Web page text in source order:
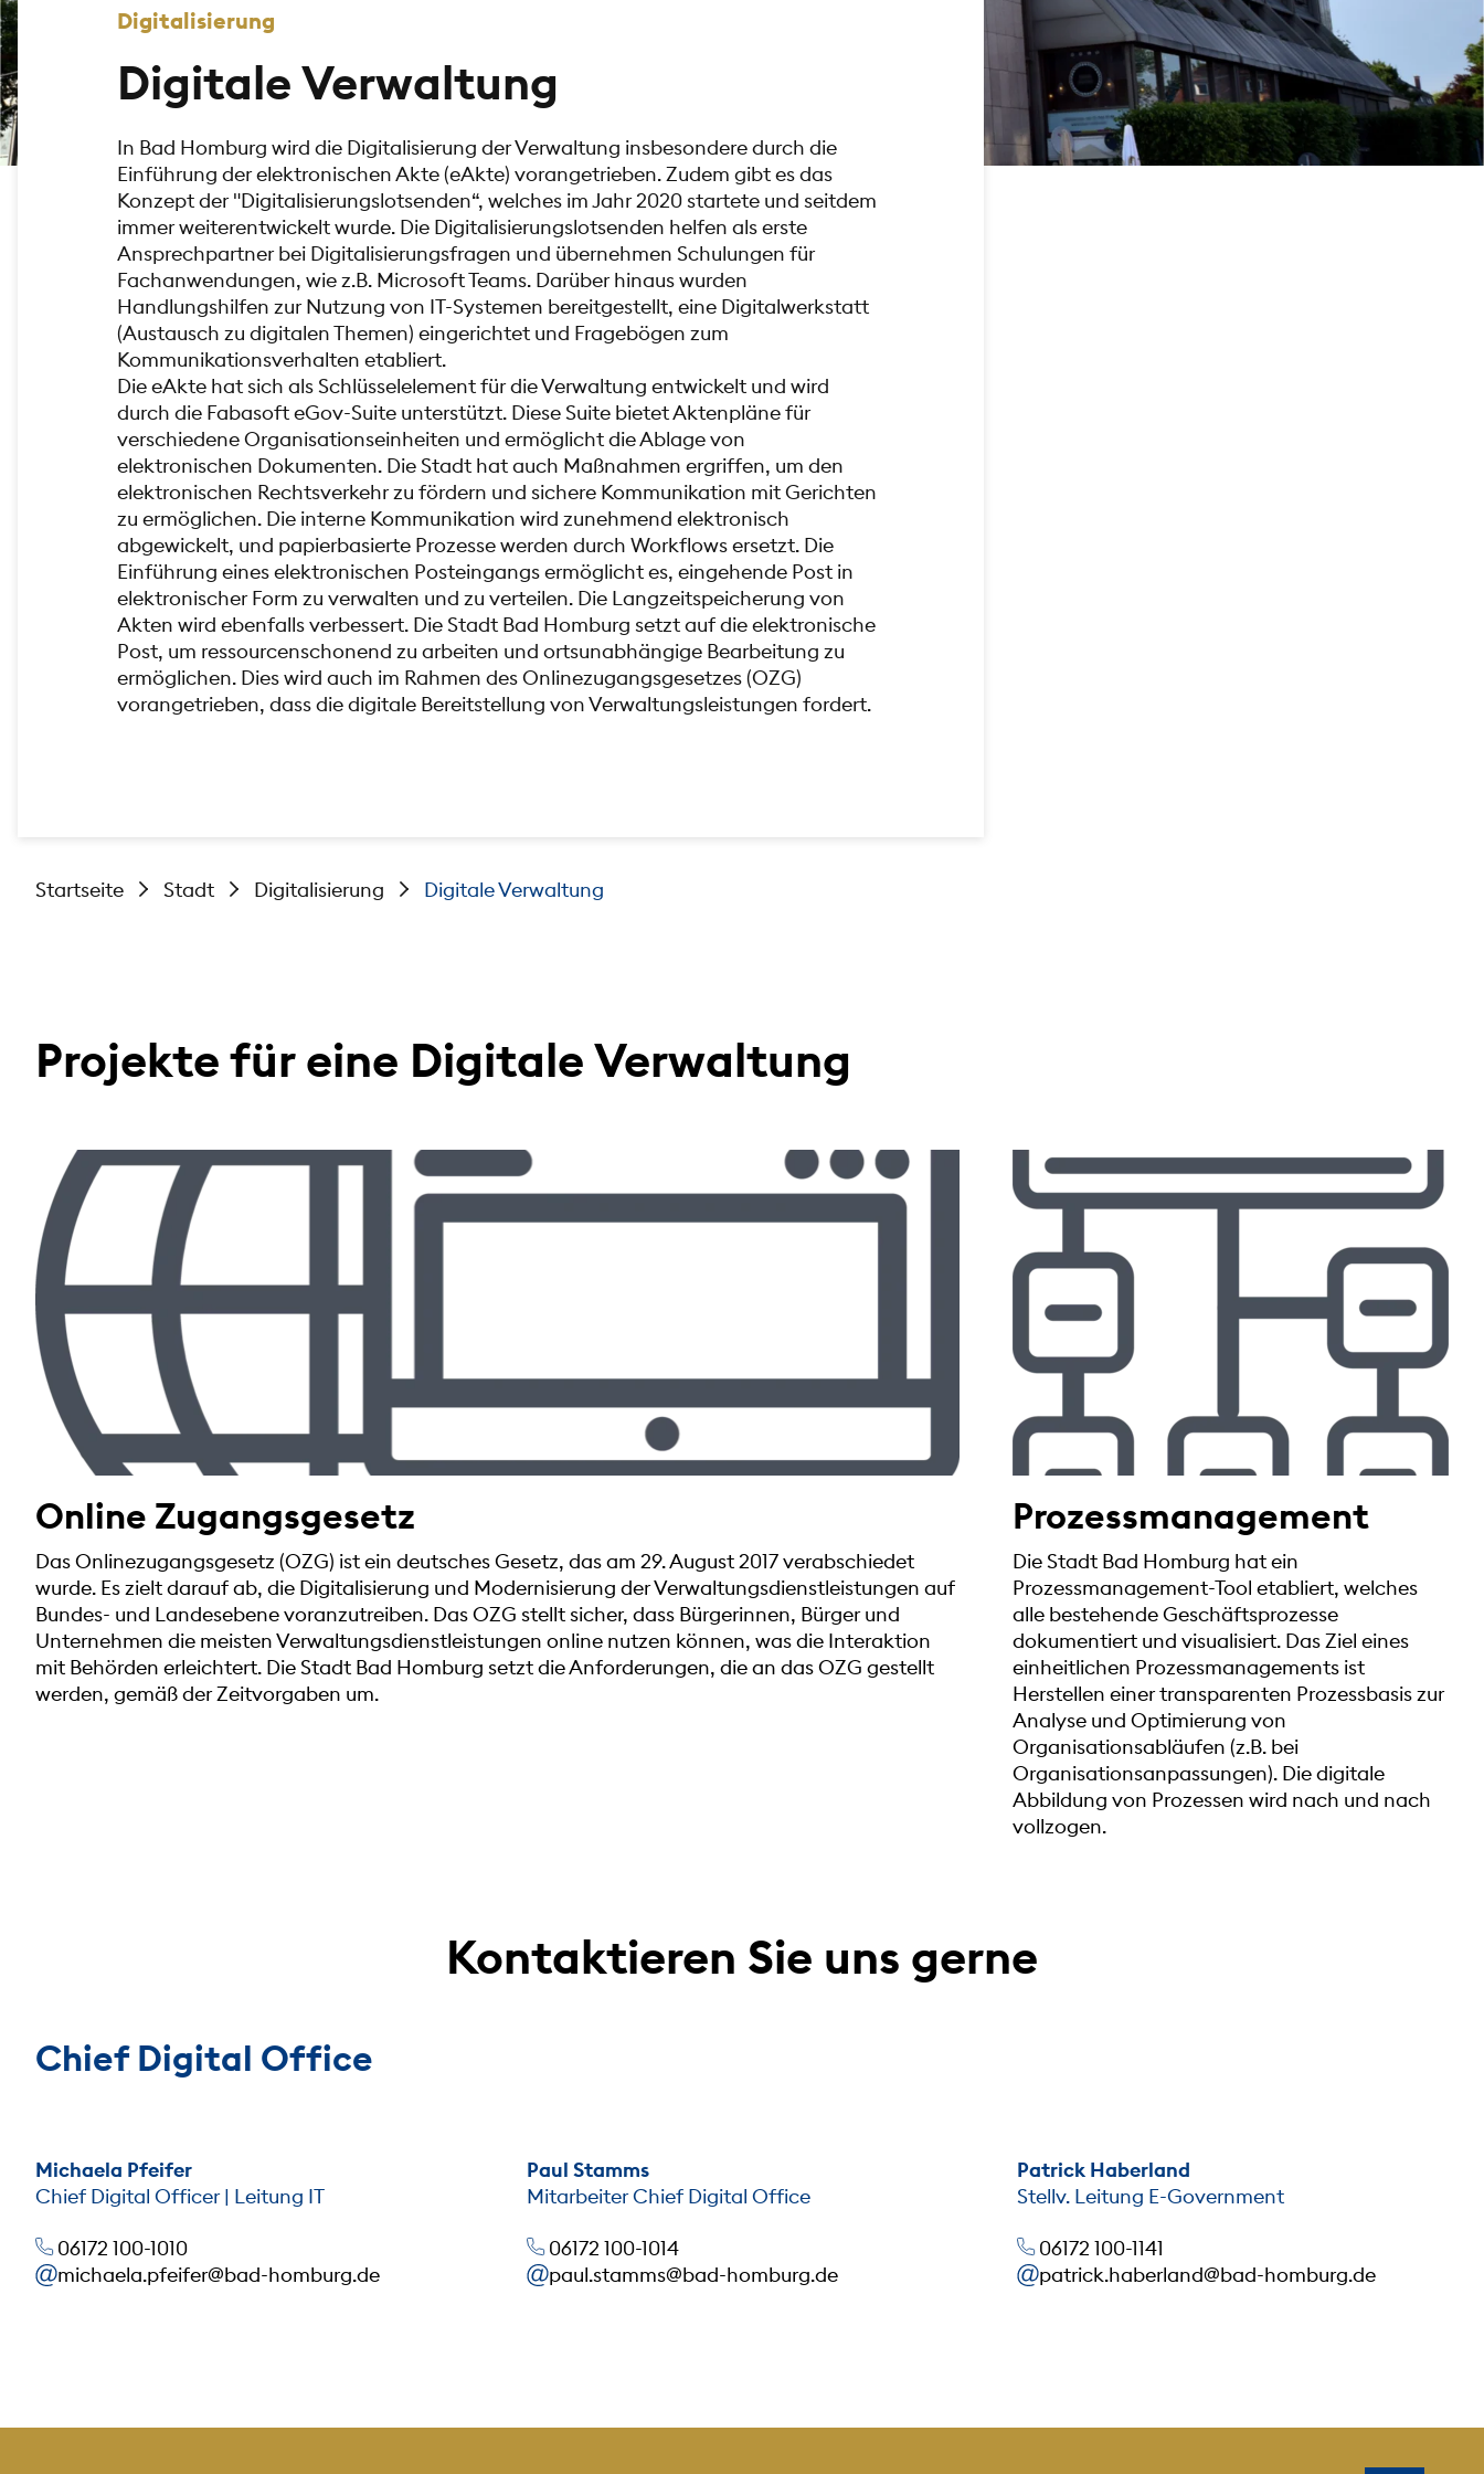
Digitalisierung
Digitale Verwaltung
In Bad Homburg wird die Digitalisierung der Verwaltung insbesondere durch die
Einführung der elektronischen Akte (eAkte) vorangetrieben. Zudem gibt es das
Konzept der "Digitalisierungslotsenden“, welches im Jahr 2020 startete und seitdem
immer weiterentwickelt wurde. Die Digitalisierungslotsenden helfen als erste
Ansprechpartner bei Digitalisierungsfragen und übernehmen Schulungen für
Fachanwendungen, wie z.B. Microsoft Teams. Darüber hinaus wurden
Handlungshilfen zur Nutzung von IT-Systemen bereitgestellt, eine Digitalwerkstatt
(Austausch zu digitalen Themen) eingerichtet und Fragebögen zum
Kommunikationsverhalten etabliert.
Die eAkte hat sich als Schlüsselelement für die Verwaltung entwickelt und wird
durch die Fabasoft eGov-Suite unterstützt. Diese Suite bietet Aktenpläne für
verschiedene Organisationseinheiten und ermöglicht die Ablage von
elektronischen Dokumenten. Die Stadt hat auch Maßnahmen ergriffen, um den
elektronischen Rechtsverkehr zu fördern und sichere Kommunikation mit Gerichten
zu ermöglichen. Die interne Kommunikation wird zunehmend elektronisch
abgewickelt, und papierbasierte Prozesse werden durch Workflows ersetzt. Die
Einführung eines elektronischen Posteingangs ermöglicht es, eingehende Post in
elektronischer Form zu verwalten und zu verteilen. Die Langzeitspeicherung von
Akten wird ebenfalls verbessert. Die Stadt Bad Homburg setzt auf die elektronische
Post, um ressourcenschonend zu arbeiten und ortsunabhängige Bearbeitung zu
ermöglichen. Dies wird auch im Rahmen des Onlinezugangsgesetzes (OZG)
vorangetrieben, dass die digitale Bereitstellung von Verwaltungsleistungen fordert.
Startseite Stadt Digitalisierung Digitale Verwaltung
Projekte für eine Digitale Verwaltung
Online Zugangsgesetz
Das Onlinezugangsgesetz (OZG) ist ein deutsches Gesetz, das am 29. August 2017 verabschiedet
wurde. Es zielt darauf ab, die Digitalisierung und Modernisierung der Verwaltungsdienstleistungen auf
Bundes- und Landesebene voranzutreiben. Das OZG stellt sicher, dass Bürgerinnen, Bürger und
Unternehmen die meisten Verwaltungsdienstleistungen online nutzen können, was die Interaktion
mit Behörden erleichtert. Die Stadt Bad Homburg setzt die Anforderungen, die an das OZG gestellt
werden, gemäß der Zeitvorgaben um.
Prozessmanagement
Die Stadt Bad Homburg hat ein
Prozessmanagement-Tool etabliert, welches
alle bestehende Geschäftsprozesse
dokumentiert und visualisiert. Das Ziel eines
einheitlichen Prozessmanagements ist
Herstellen einer transparenten Prozessbasis zur
Analyse und Optimierung von
Organisationsabläufen (z.B. bei
Organisationsanpassungen). Die digitale
Abbildung von Prozessen wird nach und nach
vollzogen.
Kontaktieren Sie uns gerne
Chief Digital Office
Michaela Pfeifer
Chief Digital Officer | Leitung IT
06172 100-1010
michaela.pfeifer@bad-homburg.de
Paul Stamms
Mitarbeiter Chief Digital Office
06172 100-1014
paul.stamms@bad-homburg.de
Patrick Haberland
Stellv. Leitung E-Government
06172 100-1141
patrick.haberland@bad-homburg.de